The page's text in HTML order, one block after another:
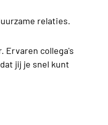
relaties.
Ervaren collega's
jij je snel kunt